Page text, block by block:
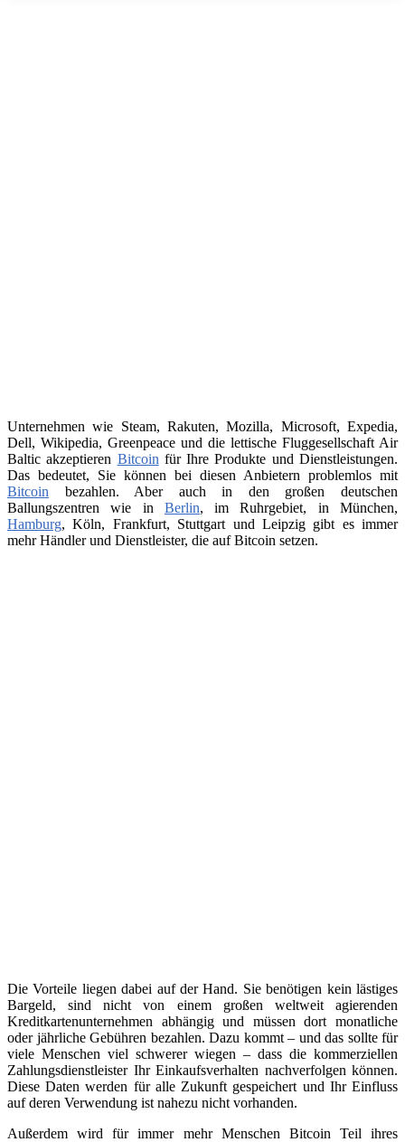
Unternehmen wie Steam, Rakuten, Mozilla, Microsoft, Expedia,
Dell, Wikipedia, Greenpeace und die lettische Fluggesellschaft Air
Baltic akzeptieren Bitcoin für Ihre Produkte und Dienstleistungen.
Das bedeutet, Sie können bei diesen Anbietern problemlos mit
Bitcoin bezahlen. Aber auch in den großen deutschen
Ballungszentren wie in Berlin, im Ruhrgebiet, in München,
Hamburg, Köln, Frankfurt, Stuttgart und Leipzig gibt es immer
mehr Händler und Dienstleister, die auf Bitcoin setzen.
Die Vorteile liegen dabei auf der Hand. Sie benötigen kein lästiges
Bargeld, sind nicht von einem großen weltweit agierenden
Kreditkartenunternehmen abhängig und müssen dort monatliche
oder jährliche Gebühren bezahlen. Dazu kommt – und das sollte für
viele Menschen viel schwerer wiegen – dass die kommerziellen
Zahlungsdienstleister Ihr Einkaufsverhalten nachverfolgen können.
Diese Daten werden für alle Zukunft gespeichert und Ihr Einfluss
auf deren Verwendung ist nahezu nicht vorhanden.
Außerdem wird für immer mehr Menschen Bitcoin Teil ihres